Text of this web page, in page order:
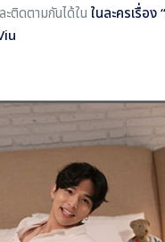
ะติดตามกันได้ใน ในละครเรื่อง